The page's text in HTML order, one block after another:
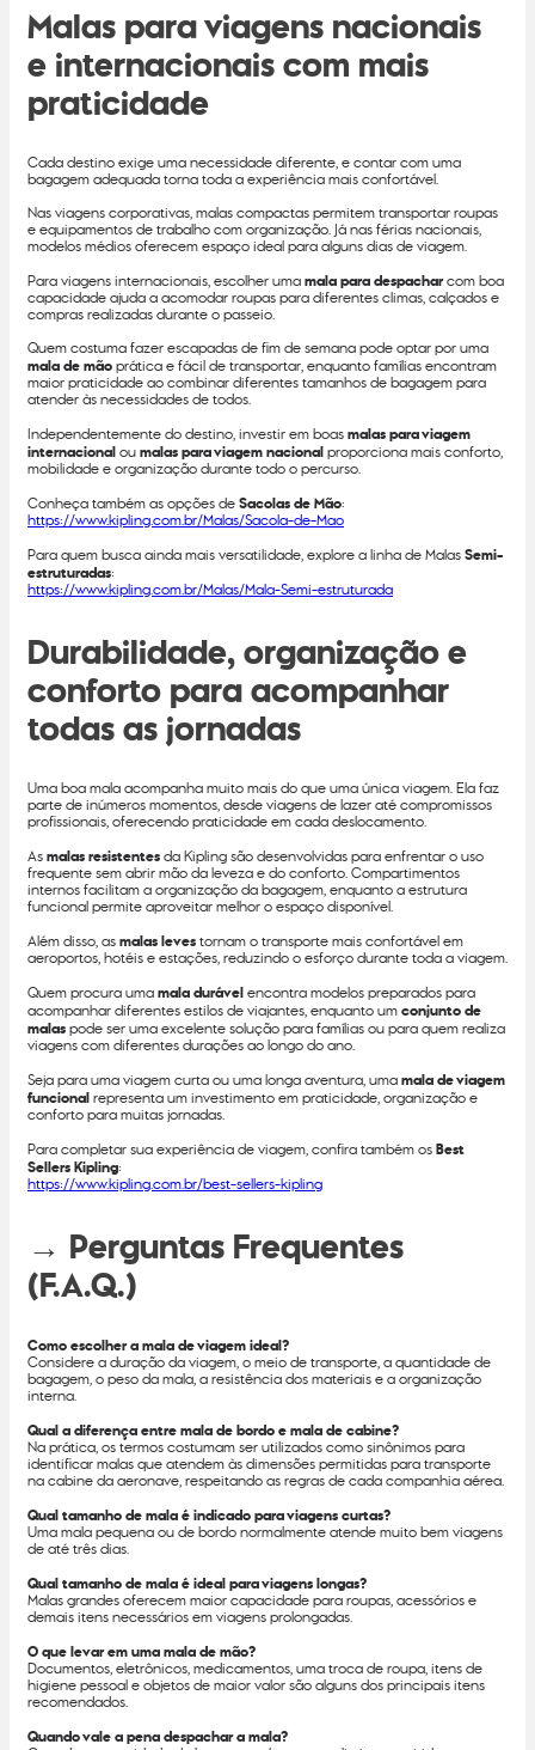
Malas para viagens nacionais
e internacionais com mais
praticidade
Cada destino exige uma necessidade diferente, e contar com uma
bagagem adequada torna toda a experiência mais confortável.
Nas viagens corporativas, malas compactas permitem transportar roupas
e equipamentos de trabalho com organização. Já nas férias nacionais,
modelos médios oferecem espaço ideal para alguns dias de viagem.
Para viagens internacionais, escolher umamala para despacharcom boa
capacidade ajuda a acomodar roupas para diferentes climas, calçados e
compras realizadas durante o passeio.
Quem costuma fazer escapadas de fim de semana pode optar por uma
mala de mãoprática e fácil de transportar, enquanto famílias encontram
maior praticidade ao combinar diferentes tamanhos de bagagem para
atender às necessidades de todos.
Independentemente do destino, investir em boasmalas para viagem
internacionaloumalas para viagem nacionalproporciona mais conforto,
mobilidade e organização durante todo o percurso.
Conheça também as opções deSacolas de Mão:
https://www.kipling.com.br/Malas/Sacola-de-Mao
Para quem busca ainda mais versatilidade, explore a linha de MalasSemi-
estruturadas:
https://www.kipling.com.br/Malas/Mala-Semi-estruturada
Durabilidade, organização e
conforto para acompanhar
todas as jornadas
Uma boa mala acompanha muito mais do que uma única viagem. Ela faz
parte de inúmeros momentos, desde viagens de lazer até compromissos
profissionais, oferecendo praticidade em cada deslocamento.
Asmalas resistentesda Kipling são desenvolvidas para enfrentar o uso
frequente sem abrir mão da leveza e do conforto. Compartimentos
internos facilitam a organização da bagagem, enquanto a estrutura
funcional permite aproveitar melhor o espaço disponível.
Além disso, asmalas levestornam o transporte mais confortável em
aeroportos, hotéis e estações, reduzindo o esforço durante toda a viagem.
Quem procura umamala durávelencontra modelos preparados para
acompanhar diferentes estilos de viajantes, enquanto umconjunto de
malaspode ser uma excelente solução para famílias ou para quem realiza
viagens com diferentes durações ao longo do ano.
Seja para uma viagem curta ou uma longa aventura, umamala de viagem
funcionalrepresenta um investimento em praticidade, organização e
conforto para muitas jornadas.
Para completar sua experiência de viagem, confira também osBest
Sellers Kipling:
https://www.kipling.com.br/best-sellers-kipling
→ Perguntas Frequentes
(F.A.Q.)
Como escolher a mala de viagem ideal?
Considere a duração da viagem, o meio de transporte, a quantidade de
bagagem, o peso da mala, a resistência dos materiais e a organização
interna.
Qual a diferença entre mala de bordo e mala de cabine?
Na prática, os termos costumam ser utilizados como sinônimos para
identificar malas que atendem às dimensões permitidas para transporte
na cabine da aeronave, respeitando as regras de cada companhia aérea.
Qual tamanho de mala é indicado para viagens curtas?
Uma mala pequena ou de bordo normalmente atende muito bem viagens
de até três dias.
Qual tamanho de mala é ideal para viagens longas?
Malas grandes oferecem maior capacidade para roupas, acessórios e
demais itens necessários em viagens prolongadas.
O que levar em uma mala de mão?
Documentos, eletrônicos, medicamentos, uma troca de roupa, itens de
higiene pessoal e objetos de maior valor são alguns dos principais itens
recomendados.
Quando vale a pena despachar a mala?